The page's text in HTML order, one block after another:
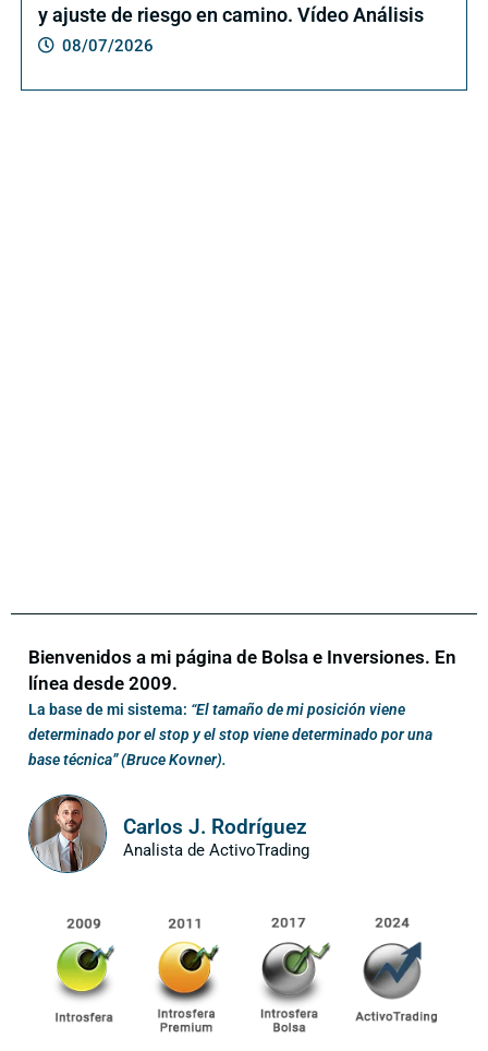
y ajuste de riesgo en camino. Vídeo Análisis
08/07/2026
Bienvenidos a mi página de Bolsa e Inversiones. En
línea desde 2009.
La base de mi sistema: “El tamaño de mi posición viene
determinado por el stop y el stop viene determinado por una
base técnica” (Bruce Kovner).
Carlos J. Rodríguez
Analista de ActivoTrading